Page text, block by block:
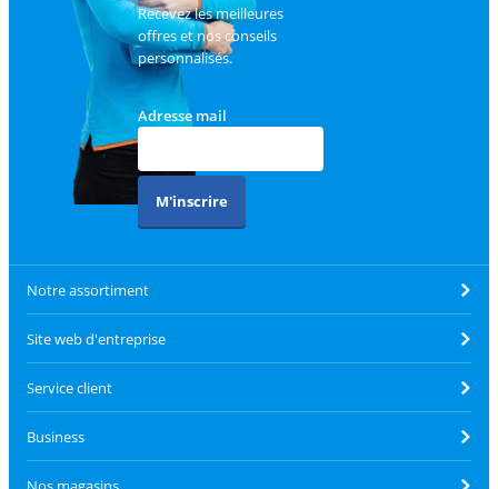
Recevez les meilleures
offres et nos conseils
personnalisés.
Adresse mail
M'inscrire
Notre assortiment
Site web d'entreprise
Service client
Business